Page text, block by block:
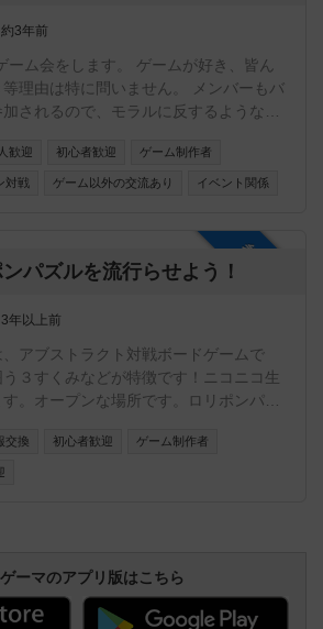
約3年前
ーム会をします。 ゲームが好き、皆ん
は特に問いません。 メンバーもバ
されるので、モラルに反するような連
すネ❗️
歓迎 初心者歓迎 ゲーム制作者
対戦 ゲーム以外の交流あり イベント関係
パズルを流行らせよう！
3年以上前
アブストラクト対戦ボードゲームで
３すくみなどが特徴です！ニコニコ生
。オープンな場所です。ロリポンパズ
交換 初心者歓迎 ゲーム制作者
ーマのアプリ版はこちら